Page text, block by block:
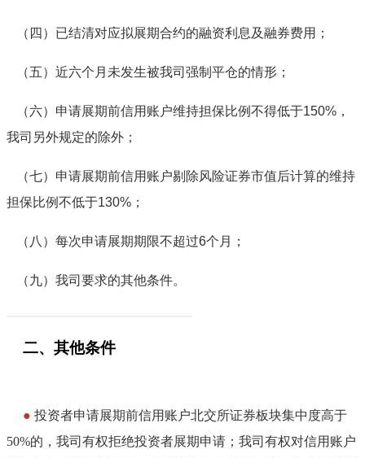
（四 ） 已结清对应拟展期合约的融资利息及融券费用；
（五） 近六个月未发生被我司强制平仓的情形；
（六） 申请展期前信用账户维持担保比例不得低于150% ，
我司另外规定的除外；
（七） 申请展期前信用账户剔除风险证券市值后计算的维持
担保比例不低于130% ；
（八 ） 每次申请展期期限不超过6个月；
（九） 我司要求的其他条件。
二、其他条件
● 投资者申请展期前信用账户北交所证券板块集中度高于
50%的，我司有权拒绝投资者展期申请 ；我司有权对信用账户